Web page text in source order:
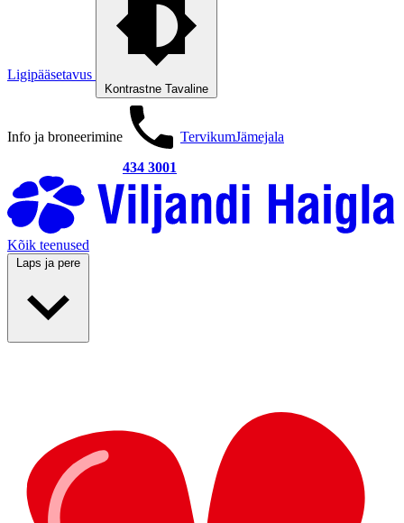
Ligipääsetavus
Kontrastne Tavaline
Info ja broneerimine
434 3001
TervikumJämejala
Kõik teenused
Laps ja pere